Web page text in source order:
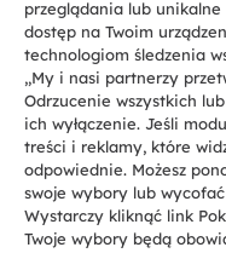
STATUTOWA: Via Comolli, 57
SIEDZIBY
nadanego numeru - 20861
Vimercate (MB) - Włochy -
Kapitał zakładowy
podatkowej i nr wpisu do
Monza-Brianza-Lodi
Repertorium Ekonomiczno -
Autoryzacja IT AEOF 211870
Candy S.p.A.
PL / Polski
przeglądania lub
dostęp na Twoim
technologiom śledzenia
„My i nasi partnerzy
Odrzucenie wszystkich
ich wyłączenie. Jeśli
treści i reklamy, które
odpowiednie. Możesz
swoje wybory lub
Wystarczy kliknąć link
Twoje wybory będą